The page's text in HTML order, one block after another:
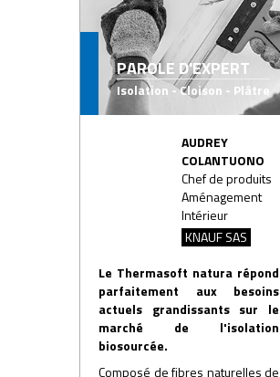
PAROLE D'EXPERT
Isolation - Cloison - Plâtre
AUDREY
COLANTUONO
Chef de produits
Aménagement
Intérieur
KNAUF SAS
Le Thermasoft natura répond
parfaitement aux besoins
actuels grandissants sur le
marché de l'isolation
biosourcée.
Composé de fibres naturelles de